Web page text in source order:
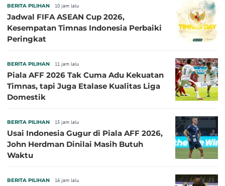
BERITA PILIHAN 10 jam lalu
Jadwal FIFA ASEAN Cup 2026,
Kesempatan Timnas Indonesia Perbaiki
Peringkat
BERITA PILIHAN 11 jam lalu
Piala AFF 2026 Tak Cuma Adu Kekuatan
Timnas, tapi Juga Etalase Kualitas Liga
Domestik
BERITA PILIHAN 15 jam lalu
Usai Indonesia Gugur di Piala AFF 2026,
John Herdman Dinilai Masih Butuh
Waktu
BERITA PILIHAN 16 jam lalu